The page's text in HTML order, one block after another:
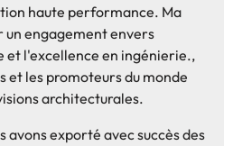
haute performance. Ma
engagement envers
et l'excellence en ingénierie.,
et les promoteurs du monde
architecturales.
avons exporté avec succès des